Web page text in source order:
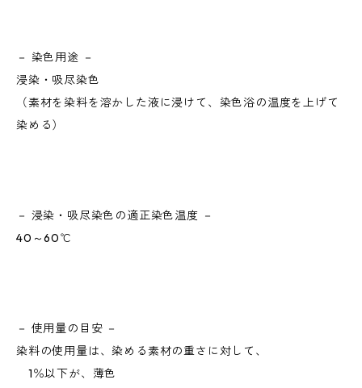
－ 染色用途 －
浸染・吸尽染色
（素材を染料を溶かした液に浸けて、染色浴の温度を上げて
染める）
－ 浸染・吸尽染色の適正染色温度 －
40～60℃
－ 使用量の目安 －
染料の使用量は、染める素材の重さに対して、
1％以下が、薄色